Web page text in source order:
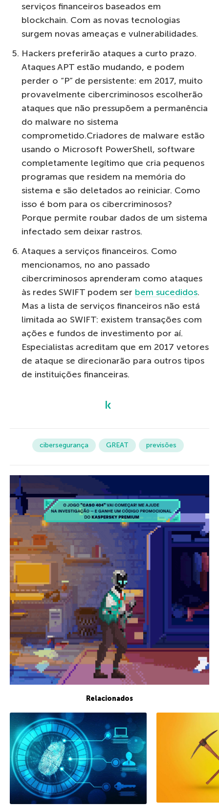
serviços financeiros baseados em
blockchain. Com as novas tecnologias
surgem novas ameaças e vulnerabilidades.
Hackers preferirão ataques a curto prazo.
Ataques APT estão mudando, e podem
perder o “P” de persistente: em 2017, muito
provavelmente cibercriminosos escolherão
ataques que não pressupõem a permanência
do malware no sistema
comprometido.Criadores de malware estão
usando o Microsoft PowerShell, software
completamente legítimo que cria pequenos
programas que residem na memória do
sistema e são deletados ao reiniciar. Como
isso é bom para os cibercriminosos?
Porque permite roubar dados de um sistema
infectado sem deixar rastros.
Ataques a serviços financeiros. Como
mencionamos, no ano passado
cibercriminosos aprenderam como ataques
às redes SWIFT podem ser bem sucedidos.
Mas a lista de serviços financeiros não está
limitada ao SWIFT: existem transações com
ações e fundos de investimento por aí.
Especialistas acreditam que em 2017 vetores
de ataque se direcionarão para outros tipos
de instituições financeiras.
cibersegurança GREAT previsões
Relacionados